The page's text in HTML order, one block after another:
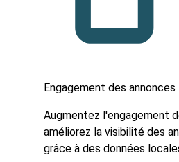
Engagement des annonces
Augmentez l'engagement
améliorez la visibilité des
grâce à des données